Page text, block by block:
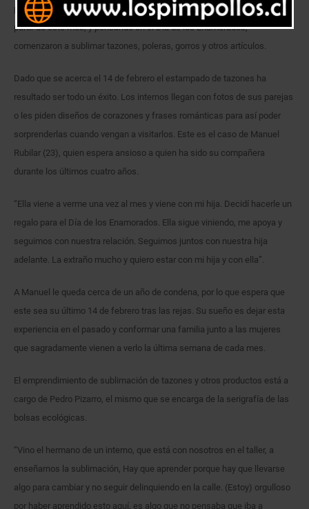
permitió comprar nuevas maquinarias y ampliar la oferta. Es así como a
partir de este mes, y pensando en el Día de los Enamorados,
comenzaron a sublimar tazones, poleras, gorros y otros artículos.
Dado que se acerca el 14 de febrero el estampado de tazones ha
resultado ser todo un éxito. Los internos llegan con fotos de sus parejas
o les piden diseños de corazones y frases románticas para así poder
sorprenderlas cuando vengan a visitarlos. Este es el caso de Manuel
Rubilar (23), quien espera ansioso a quien ha sido su compañera
durante los últimos cuatro años.
“Ella viene a verme una vez al mes y viene con mi hija. Decidí hacerle un
regalo para el Día de los Enamorados. Ella sigue viniendo, me apoya y
seguimos con nuestra relación. Seguimos juntos con nuestra hija
adelante. La extraño mucho y quiero estar con mi hija y con ella”.
A Manuel le queda cerca de un año de condena, por lo que espera que
este sea su último 14 de febrero tras las rejas. Su sueño es dejar esta
experiencia en el pasado y conformar una familia junto a las mujeres
que sagradamente vienen a verlo la última semana de cada mes.
El emprendimiento de sublimación de tazones y otros productos está a
cargo de Pedro Pizarro, el mismo que se encarga de la serigrafía de las
bolsas ecológicas.
“Vino el hermano de un interno, que está con nosotros en el taller, a
enseñarnos la sublimación, Hay que aprender porque hay que llevarse
algo para cambiar y no seguir delinquiendo en la calle. (Estoy) orgulloso
por haber aprendido esto aquí, es algo que no pensaba que iba a